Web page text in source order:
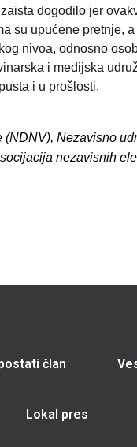
dogodilo jer
su upućene pretnje,
nivoa, odnosno
i medijska
i u prošlosti.
Nezavisno
nezavisnih
član
Lokal pres